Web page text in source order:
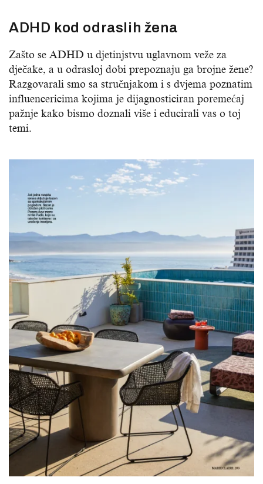
ADHD kod odraslih žena
Zašto se ADHD u djetinjstvu uglavnom veže za
dječake, a u odrasloj dobi prepoznaju ga brojne žene?
Razgovarali smo sa stručnjakom i s dvjema poznatim
influencericima kojima je dijagnosticiran poremećaj
pažnje kako bismo doznali više i educirali vas o toj
temi.